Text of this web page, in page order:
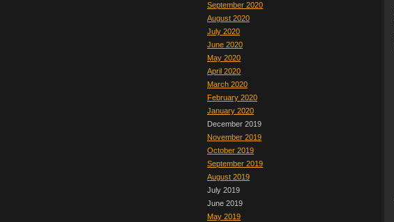
September 2020
August 2020
July 2020
June 2020
May 2020
April 2020
March 2020
February 2020
January 2020
December 2019
November 2019
October 2019
September 2019
August 2019
July 2019
June 2019
May 2019